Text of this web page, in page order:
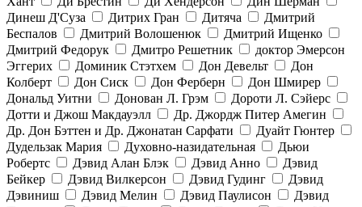
Динеш Д'Суза
Дитрих Гран Дитяча
Дмитрий
Беспалов
Дмитрий Волошенюк
Дмитрий Ищенко
Дмитрий Федорук
Дмитро Решетник
доктор Эмерсон
Эггерих
Доминик Стэтхем Дон Девельт
Дон
Колберт
Дон Сиск Дон Ферберн
Дон Шмирер
Дональд Уитни
Донован Л. Грэм
Дороти Л. Сэйерс
Дотти и Джош Макдауэлл
Др. Джордж Питер Амегин
Др. Дон Бэттен и Др. Джонатан Сарфати
Дуайт Гюнтер
Дудельзак Мария
Духовно-назидательная
Дьюи
Робертс
Дэвид Алан Блэк Дэвид Анно
Дэвид
Бейкер
Дэвид Вилкерсон Дэвид Гудинг
Дэвид
Дэвиниш
Дэвид Мелин Дэвид Паулисон
Дэвид